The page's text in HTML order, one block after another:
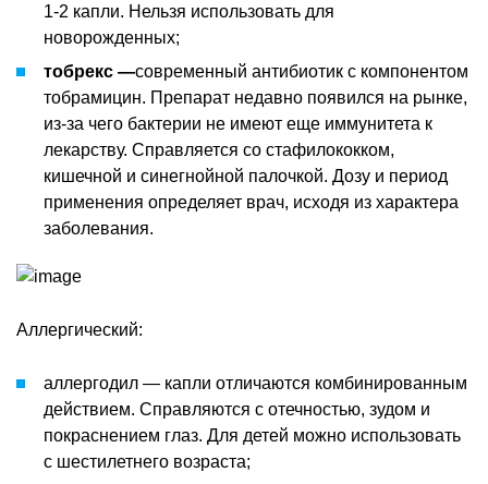
1-2 капли. Нельзя использовать для
новорожденных;
тобрекс —современный антибиотик с компонентом
тобрамицин. Препарат недавно появился на рынке,
из-за чего бактерии не имеют еще иммунитета к
лекарству. Справляется со стафилококком,
кишечной и синегнойной палочкой. Дозу и период
применения определяет врач, исходя из характера
заболевания.
Аллергический:
аллергодил — капли отличаются комбинированным
действием. Справляются с отечностью, зудом и
покраснением глаз. Для детей можно использовать
с шестилетнего возраста;